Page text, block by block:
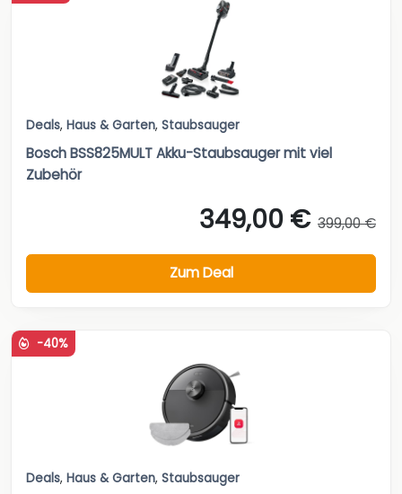
Deals, Haus & Garten, Staubsauger
Bosch BSS825MULT Akku-Staubsauger mit viel
Zubehör
349,00 € 399,00 €
Zum Deal
-40%
Deals, Haus & Garten, Staubsauger